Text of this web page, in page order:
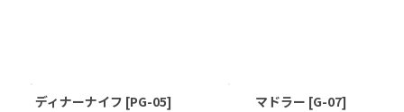
ディナーナイフ [PG-05] マドラー [G-07]